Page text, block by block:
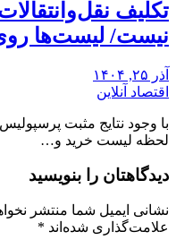
تکلیف
نیست/ لیست‌ها
آذر ۲۵, ۱۴۰۴
اقتصاد آنلاین
با وجود نتایج مثبت
لحظه لیست خرید و…
دیدگاهتان را بنویسید
نشانی ایمیل شما منتشر
علامت‌گذاری شده‌اند *